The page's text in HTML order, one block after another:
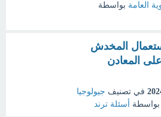
العامة بواسطة
المخدش
المعادن
في تصنيف جيولوجيا
بواسطة أسئلة ترند